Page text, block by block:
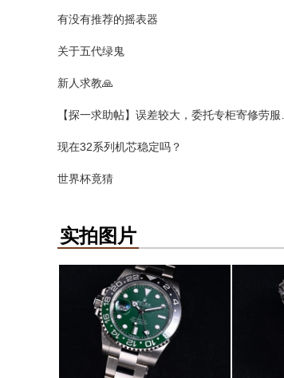
有没有推荐的摇表器
关于五代绿鬼
新人求教🙏
现在32系列机芯稳定吗？
世界杯竟猜
实拍图片